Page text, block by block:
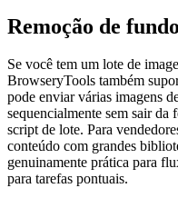
Remoção de
Se você tem um lote de
BrowseryTools também
pode enviar várias imagens
sequencialmente sem sair
script de lote. Para
conteúdo com grandes
genuinamente prática para
para tarefas pontuais.